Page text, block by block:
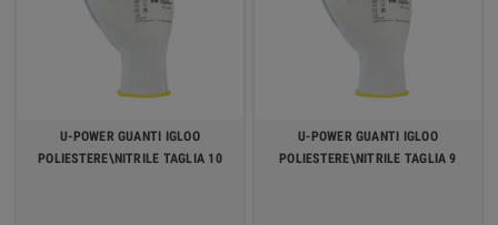
U-POWER GUANTI IGLOO
POLIESTERE\NITRILE TAGLIA 10
U-POWER GUANTI IGLOO
POLIESTERE\NITRILE TAGLIA 9